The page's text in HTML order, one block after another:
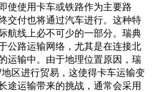
使使用卡车或铁路作为主要路
交付也将通过汽车进行。这种特
航线上必不可少的一部分。瑞典
公路运输网络，尤其是在连接北
运输中。由于地理位置原因，瑞
区进行贸易，这使得卡车运输变
途运输带来的挑战，通常会采用